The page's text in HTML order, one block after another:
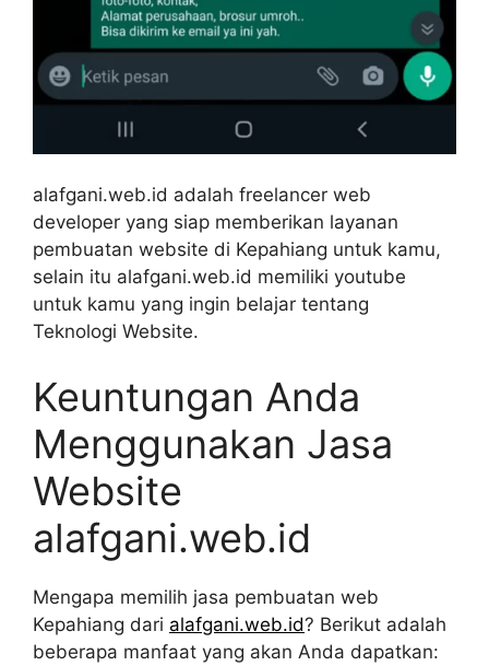
alafgani.web.id adalah freelancer web
developer yang siap memberikan layanan
pembuatan website di Kepahiang untuk kamu,
selain itu alafgani.web.id memiliki youtube
untuk kamu yang ingin belajar tentang
Teknologi Website.
Keuntungan Anda
Menggunakan Jasa
Website
alafgani.web.id
Mengapa memilih jasa pembuatan web
Kepahiang dari alafgani.web.id? Berikut adalah
beberapa manfaat yang akan Anda dapatkan: